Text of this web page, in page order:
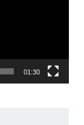
01:30